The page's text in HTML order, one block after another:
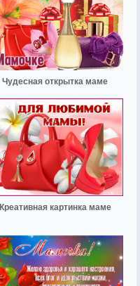
Чудесная открытка маме
Креативная картинка маме